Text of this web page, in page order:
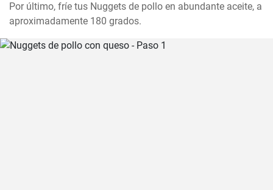
Por último, fríe tus Nuggets de pollo en abundante aceite, a
aproximadamente 180 grados.